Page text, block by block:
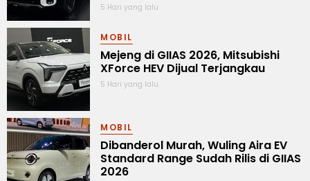
5 Hari yang lalu
MOBIL
Mejeng di GIIAS 2026, Mitsubishi
XForce HEV Dijual Terjangkau
5 Hari yang lalu
MOBIL
Dibanderol Murah, Wuling Aira EV
Standard Range Sudah Rilis di GIIAS
2026